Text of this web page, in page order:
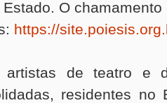
O
https://
artistas de teatro e
residentes no